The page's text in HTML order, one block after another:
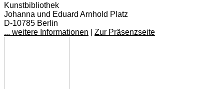
Kunstbibliothek
Johanna und Eduard Arnhold Platz
D-10785 Berlin
... weitere Informationen
Zur Präsenzseite